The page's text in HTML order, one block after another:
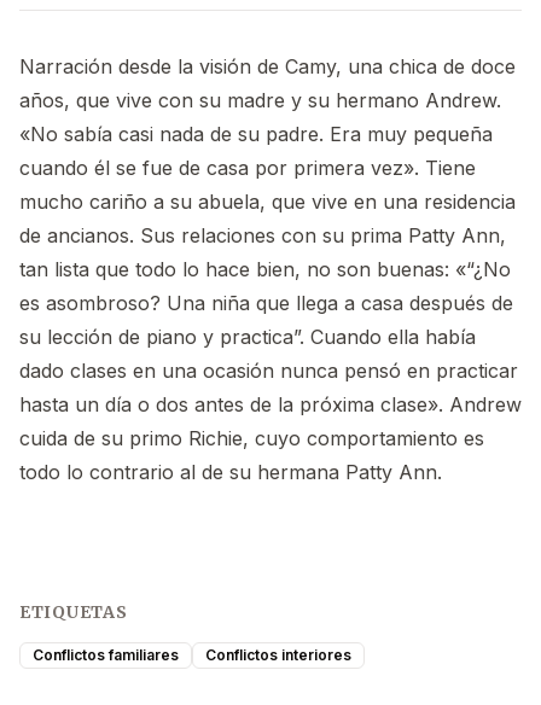
Narración desde la visión de Camy, una chica de doce
años, que vive con su madre y su hermano Andrew.
«No sabía casi nada de su padre. Era muy pequeña
cuando él se fue de casa por primera vez». Tiene
mucho cariño a su abuela, que vive en una residencia
de ancianos. Sus relaciones con su prima Patty Ann,
tan lista que todo lo hace bien, no son buenas: «“¿No
es asombroso? Una niña que llega a casa después de
su lección de piano y practica”. Cuando ella había
dado clases en una ocasión nunca pensó en practicar
hasta un día o dos antes de la próxima clase». Andrew
cuida de su primo Richie, cuyo comportamiento es
todo lo contrario al de su hermana Patty Ann.
ETIQUETAS
Conflictos familiares Conflictos interiores